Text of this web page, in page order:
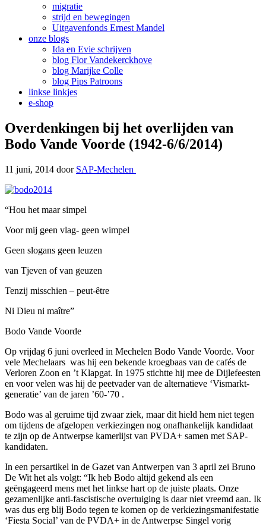
migratie
strijd en bewegingen
Uitgavenfonds Ernest Mandel
onze blogs
Ida en Evie schrijven
blog Flor Vandekerckhove
blog Marijke Colle
blog Pips Patroons
linkse linkjes
e-shop
Overdenkingen bij het overlijden van
Bodo Vande Voorde (1942-6/6/2014)
11 juni, 2014 door SAP-Mechelen
“Hou het maar simpel
Voor mij geen vlag- geen wimpel
Geen slogans geen leuzen
van Tjeven of van geuzen
Tenzij misschien – peut-être
Ni Dieu ni maître”
Bodo Vande Voorde
Op vrijdag 6 juni overleed in Mechelen Bodo Vande Voorde. Voor
vele Mechelaars was hij een bekende kroegbaas van de cafés de
Verloren Zoon en ’t Klapgat. In 1975 stichtte hij mee de Dijlefeesten
en voor velen was hij de peetvader van de alternatieve ‘Vismarkt-
generatie’ van de jaren ’60-’70 .
Bodo was al geruime tijd zwaar ziek, maar dit hield hem niet tegen
om tijdens de afgelopen verkiezingen nog onafhankelijk kandidaat
te zijn op de Antwerpse kamerlijst van PVDA+ samen met SAP-
kandidaten.
In een persartikel in de Gazet van Antwerpen van 3 april zei Bruno
De Wit het als volgt: “Ik heb Bodo altijd gekend als een
geëngageerd mens met het linkse hart op de juiste plaats. Onze
gezamenlijke anti-fascistische overtuiging is daar niet vreemd aan. Ik
was dus erg blij Bodo tegen te komen op de verkiezingsmanifestatie
‘Fiesta Social’ van de PVDA+ in de Antwerpse Singel vorig